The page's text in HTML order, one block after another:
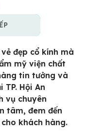
đẹp cổ kính mà
mỹ viện chất
tin tưởng và
Hội An
vụ chuyên
tâm, đem đến
khách hàng.